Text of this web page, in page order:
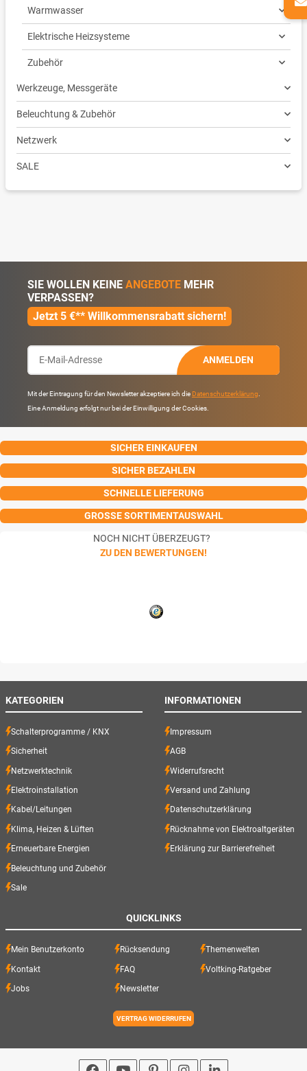
Warmwasser
Elektrische Heizsysteme
Zubehör
Werkzeuge, Messgeräte
Beleuchtung & Zubehör
Netzwerk
SALE
SIE WOLLEN KEINE ANGEBOTE MEHR
VERPASSEN?
Jetzt 5 €** Willkommensrabatt sichern!
ANMELDEN
Mit der Eintragung für den Newsletter akzeptiere ich die Datenschutzerklärung
Eine Anmeldung erfolgt nur bei der Einwilligung der Cookies.
SICHER EINKAUFEN
SICHER BEZAHLEN
SCHNELLE LIEFERUNG
GROSSE SORTIMENTAUSWAHL
NOCH NICHT ÜBERZEUGT?
ZU DEN BEWERTUNGEN!
KATEGORIEN
Schalterprogramme / KNX
Sicherheit
Netzwerktechnik
Elektroinstallation
Kabel/Leitungen
Klima, Heizen & Lüften
Erneuerbare Energien
Beleuchtung und Zubehör
Sale
INFORMATIONEN
Impressum
AGB
Widerrufsrecht
Versand und Zahlung
Datenschutzerklärung
Rücknahme von Elektroaltgeräten
Erklärung zur Barrierefreiheit
QUICKLINKS
Mein Benutzerkonto Rücksendung Themenwelten
Kontakt FAQ Voltking-Ratgeber
Jobs Newsletter
VERTRAG WIDERRUFEN